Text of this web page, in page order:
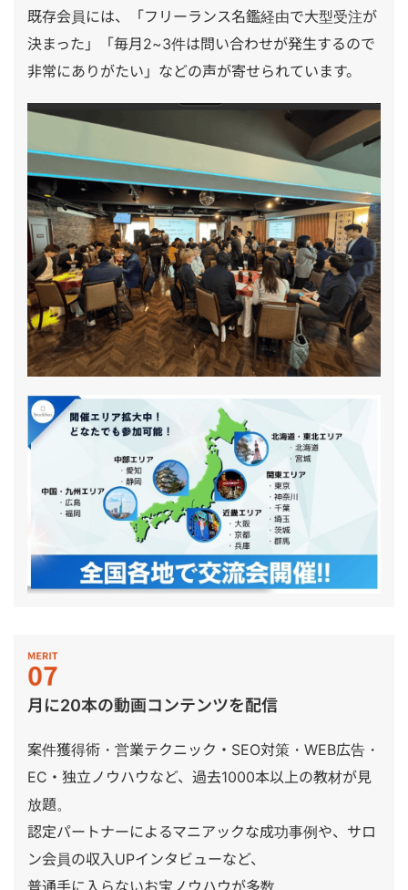
既存会員には、「フリーランス名鑑経由で大型受注が
決まった」「毎月2~3件は問い合わせが発生するので
非常にありがたい」などの声が寄せられています。
月に20本の動画コンテンツを配信
案件獲得術・営業テクニック・SEO対策・WEB広告・
EC・独立ノウハウなど、過去1000本以上の教材が見
放題。
認定パートナーによるマニアックな成功事例や、サロ
ン会員の収入UPインタビューなど、